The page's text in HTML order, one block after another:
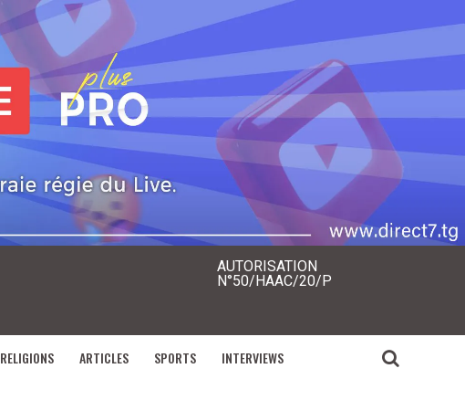
AUTORISATION
N°50/HAAC/20/P
RELIGIONS ARTICLES SPORTS INTERVIEWS